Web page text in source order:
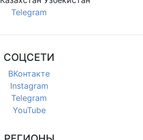
Telegram
СОЦСЕТИ
ВКонтакте
Instagram
Telegram
YouTube